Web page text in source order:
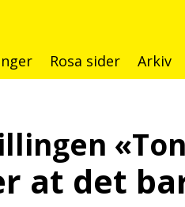
Rosa sider Arkiv
at det